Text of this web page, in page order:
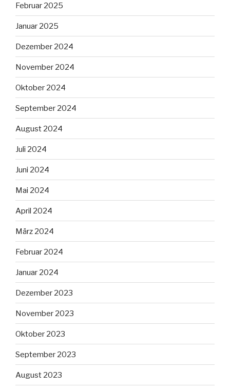
Februar 2025
Januar 2025
Dezember 2024
November 2024
Oktober 2024
September 2024
August 2024
Juli 2024
Juni 2024
Mai 2024
April 2024
März 2024
Februar 2024
Januar 2024
Dezember 2023
November 2023
Oktober 2023
September 2023
August 2023